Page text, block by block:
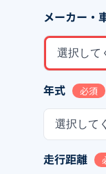
メーカー・
選択して
年式 必須
選択して
走行距離